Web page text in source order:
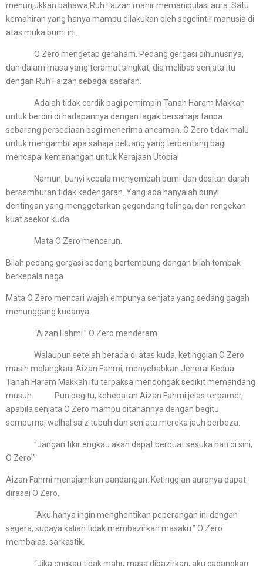
menunjukkan bahawa Ruh Faizan mahir memanipulasi aura. Satu
kemahiran yang hanya mampu dilakukan oleh segelintir manusia di
atas muka bumi ini.
O Zero mengetap geraham. Pedang gergasi dihunusnya,
dan dalam masa yang teramat singkat, dia melibas senjata itu
dengan Ruh Faizan sebagai sasaran.
Adalah tidak cerdik bagi pemimpin Tanah Haram Makkah
untuk berdiri di hadapannya dengan lagak bersahaja tanpa
sebarang persediaan bagi menerima ancaman. O Zero tidak malu
untuk mengambil apa sahaja peluang yang terbentang bagi
mencapai kemenangan untuk Kerajaan Utopia!
Namun, bunyi kepala menyembah bumi dan desitan darah
bersemburan tidak kedengaran. Yang ada hanyalah bunyi
dentingan yang menggetarkan gegendang telinga, dan rengekan
kuat seekor kuda.
Mata O Zero mencerun.
Bilah pedang gergasi sedang bertembung dengan bilah tombak
berkepala naga.
Mata O Zero mencari wajah empunya senjata yang sedang gagah
menunggang kudanya.
“Aizan Fahmi.” O Zero menderam.
Walaupun setelah berada di atas kuda, ketinggian O Zero
masih melangkaui Aizan Fahmi, menyebabkan Jeneral Kedua
Tanah Haram Makkah itu terpaksa mendongak sedikit memandang
musuh. Pun begitu, kehebatan Aizan Fahmi jelas terpamer,
apabila senjata O Zero mampu ditahannya dengan begitu
sempurna, walhal saiz tubuh dan senjata mereka jauh berbeza.
“Jangan fikir engkau akan dapat berbuat sesuka hati di sini,
O Zero!”
Aizan Fahmi menajamkan pandangan. Ketinggian auranya dapat
dirasai O Zero.
“Aku hanya ingin menghentikan peperangan ini dengan
segera, supaya kalian tidak membazirkan masaku.” O Zero
membalas, sarkastik.
“Jika engkau tidak mahu masa dibazirkan, aku cadangkan